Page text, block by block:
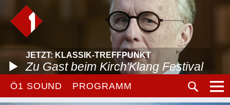
JETZT: KLASSIK-TREFFPUNKT
Zu Gast beim Kirch'Klang Festival
Ö1 SOUND PROGRAMM